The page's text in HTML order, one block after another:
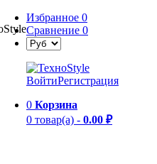
Избранное 0
Сравнение 0
ВойтиРегистрация
0 Корзина
0 товар(а) - 0.00 ₽